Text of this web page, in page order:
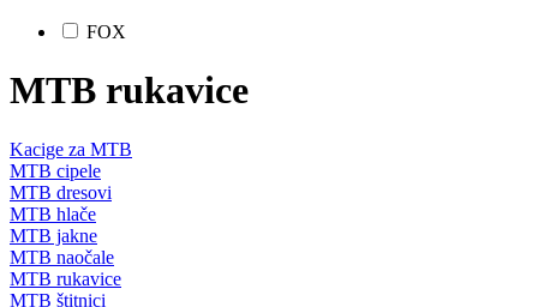
FOX
MTB rukavice
Kacige za MTB
MTB cipele
MTB dresovi
MTB hlače
MTB jakne
MTB naočale
MTB rukavice
MTB štitnici